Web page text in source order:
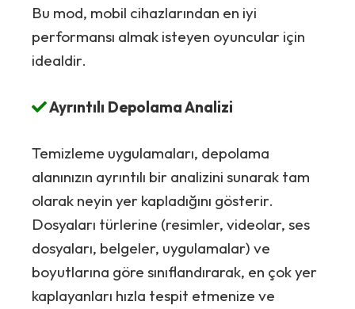
Bu mod, mobil cihazlarından en iyi
performansı almak isteyen oyuncular için
idealdir.
Ayrıntılı Depolama Analizi
Temizleme uygulamaları, depolama
alanınızın ayrıntılı bir analizini sunarak tam
olarak neyin yer kapladığını gösterir.
Dosyaları türlerine (resimler, videolar, ses
dosyaları, belgeler, uygulamalar) ve
boyutlarına göre sınıflandırarak, en çok yer
kaplayanları hızla tespit etmenize ve